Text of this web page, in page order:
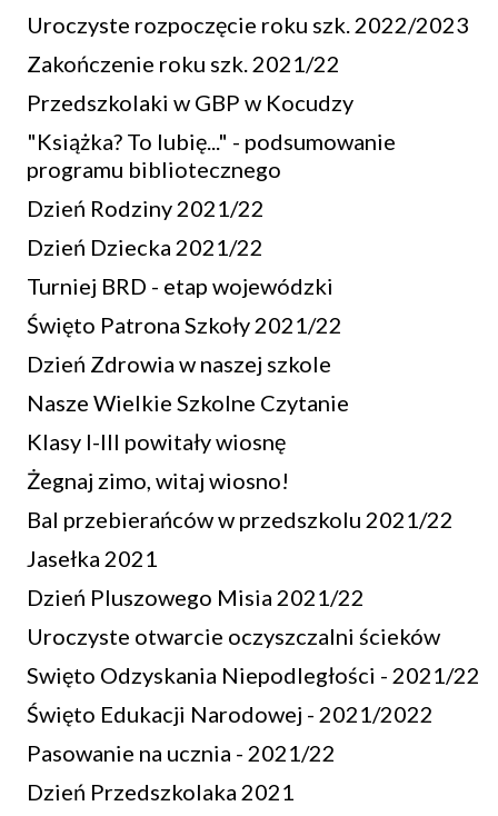
Uroczyste rozpoczęcie roku szk. 2022/2023
Zakończenie roku szk. 2021/22
Przedszkolaki w GBP w Kocudzy
"Książka? To lubię..." - podsumowanie
programu bibliotecznego
Dzień Rodziny 2021/22
Dzień Dziecka 2021/22
Turniej BRD - etap wojewódzki
Święto Patrona Szkoły 2021/22
Dzień Zdrowia w naszej szkole
Nasze Wielkie Szkolne Czytanie
Klasy I-III powitały wiosnę
Żegnaj zimo, witaj wiosno!
Bal przebierańców w przedszkolu 2021/22
Jasełka 2021
Dzień Pluszowego Misia 2021/22
Uroczyste otwarcie oczyszczalni ścieków
Swięto Odzyskania Niepodległości - 2021/22
Święto Edukacji Narodowej - 2021/2022
Pasowanie na ucznia - 2021/22
Dzień Przedszkolaka 2021